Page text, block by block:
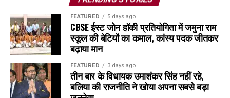
FEATURED 5 days ago
CBSE ईस्ट जोन हॉकी प्रतियोगिता में जमुना राम
स्कूल की बेटियों का कमाल, कांस्य पदक जीतकर
बढ़ाया मान
FEATURED 3 days ago
तीन बार के विधायक उमाशंकर सिंह नहीं रहे,
बलिया की राजनीति ने खोया अपना सबसे बड़ा